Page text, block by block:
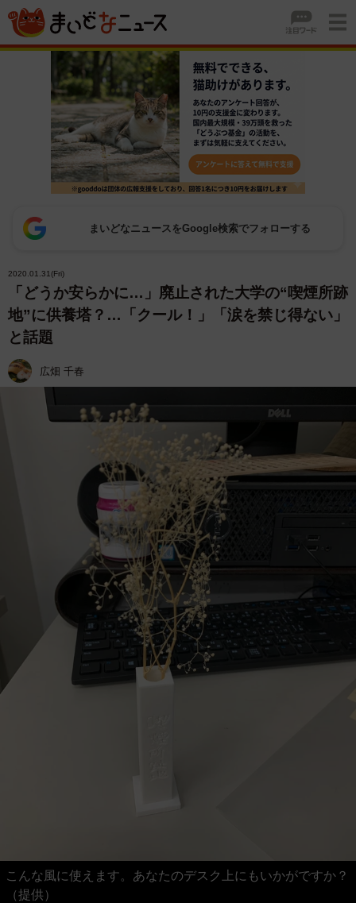
まいどなニュースをGoogle検索でフォローする
2020.01.31(Fri)
「どうか安らかに…」廃止された大学の“喫煙所跡
地”に供養塔？…「クール！」「涙を禁じ得ない」
と話題
広畑 千春
こんな風に使えます。あなたのデスク上にもいかがですか？
（提供）